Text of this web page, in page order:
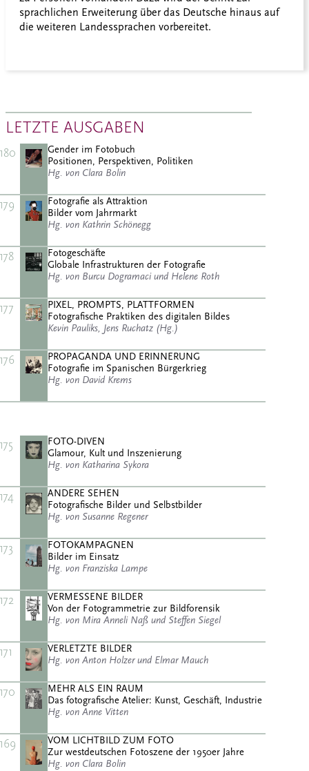
sprachlichen Erweiterung über das Deutsche hinaus auf
die weiteren Landessprachen vorbereitet.
LETZTE AUSGABEN
180
Gender im Fotobuch
Positionen, Perspektiven, Politiken
Hg. von Clara Bolin
179
Fotografie als Attraktion
Bilder vom Jahrmarkt
Hg. von Kathrin Schönegg
178
Fotogeschäfte
Globale Infrastrukturen der Fotografie
Hg. von Burcu Dogramaci und Helene Roth
177
PIXEL, PROMPTS, PLATTFORMEN
Fotografische Praktiken des digitalen Bildes
Kevin Pauliks, Jens Ruchatz (Hg.)
176
PROPAGANDA UND ERINNERUNG
Fotografie im Spanischen Bürgerkrieg
Hg. von David Krems
175
FOTO-DIVEN
Glamour, Kult und Inszenierung
Hg. von Katharina Sykora
174
ANDERE SEHEN
Fotografische Bilder und Selbstbilder
Hg. von Susanne Regener
173
FOTOKAMPAGNEN
Bilder im Einsatz
Hg. von Franziska Lampe
172
VERMESSENE BILDER
Von der Fotogrammetrie zur Bildforensik
Hg. von Mira Anneli Naß und Steffen Siegel
171
VERLETZTE BILDER
Hg. von Anton Holzer und Elmar Mauch
170
MEHR ALS EIN RAUM
Das fotografische Atelier: Kunst, Geschäft, Industrie
Hg. von Anne Vitten
169
VOM LICHTBILD ZUM FOTO
Zur westdeutschen Fotoszene der 1950er Jahre
Hg. von Clara Bolin